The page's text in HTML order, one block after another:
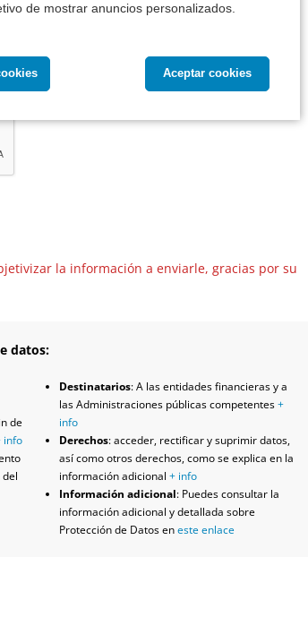
de mostrar anuncios personalizados.
Aceptar cookies
similares en otras marcas.
personales para recibir respuesta a la
la información a enviarle, gracias por su
datos:
de
info
Destinatarios: A las entidades financieras y a
las Administraciones públicas competentes+
info
Derechos: acceder, rectificar y suprimir datos,
así como otros derechos, como se explica en la
información adicional + info
Información adicional: Puedes consultar la
información adicional y detallada sobre
Protección de Datos eneste enlace